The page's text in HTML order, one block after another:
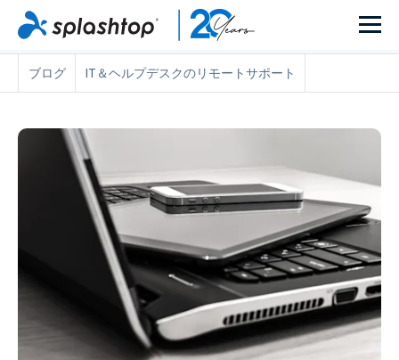
ブログ IT＆ヘルプデスクのリモートサポート